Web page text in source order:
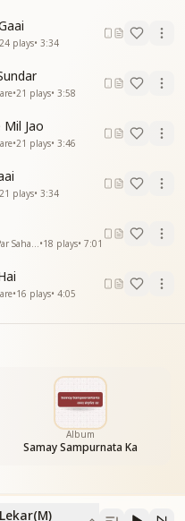
दिया
दिया
24 plays• 3:34
•21 plays• 3:58
Jao
•21 plays• 3:46
21 plays• 3:34
•18 plays• 7:01
•16 plays• 4:05
Album
Samay Sampurnata Ka